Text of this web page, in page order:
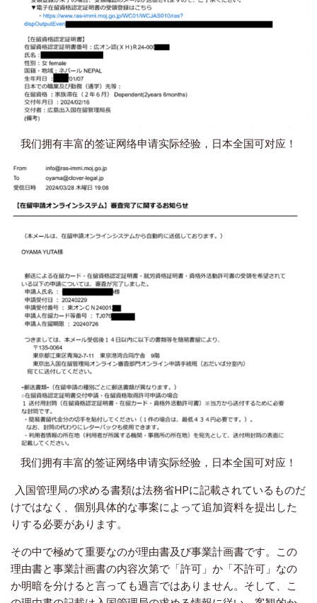
我们拥有丰富的签证网络申请实际经验，日本全国可对应！
我们拥有丰富的签证网络申请实际经验，日本全国可对应！
入国管理局の求める書類は法務省HPに記載されているものだ
けではなく、個別具体的な事案によって追加資料を提出した
りする必要があります。
その中で極めて重要なのが理由書及び事業計画書です。この
理由書と事業計画書の内容次第で「許可」か「不許可」なの
か明暗を分けると言っても過言ではありません。そして、こ